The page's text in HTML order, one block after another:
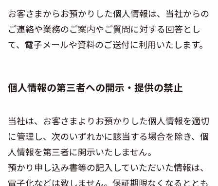
お客さまからお預かりした個人情報は、当社からの
ご連絡や業務のご案内やご質問に対する回答とし
て、電子メールや資料のご送付に利用いたします。
個人情報の第三者への開示・提供の禁止
当社は、お客さまよりお預かりした個人情報を適切
に管理し、次のいずれかに該当する場合を除き、個
人情報を第三者に開示いたしません。
預かり申し込み書等の記入していただいた情報は、
電子化などは致しません。保証期限なくなるととも